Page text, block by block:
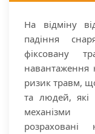
На відміну
падіння
фіксовану
навантаження
ризик травм,
та людей, які
механізми